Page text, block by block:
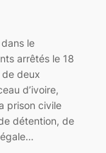
le
arrêtés le 18
de deux
d’ivoire,
prison civile
détention, de